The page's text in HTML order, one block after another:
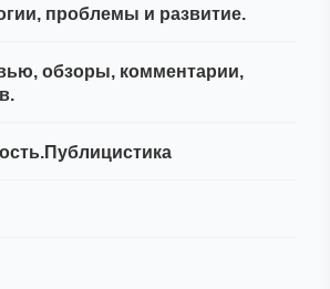
проблемы и развитие.
обзоры, комментарии,